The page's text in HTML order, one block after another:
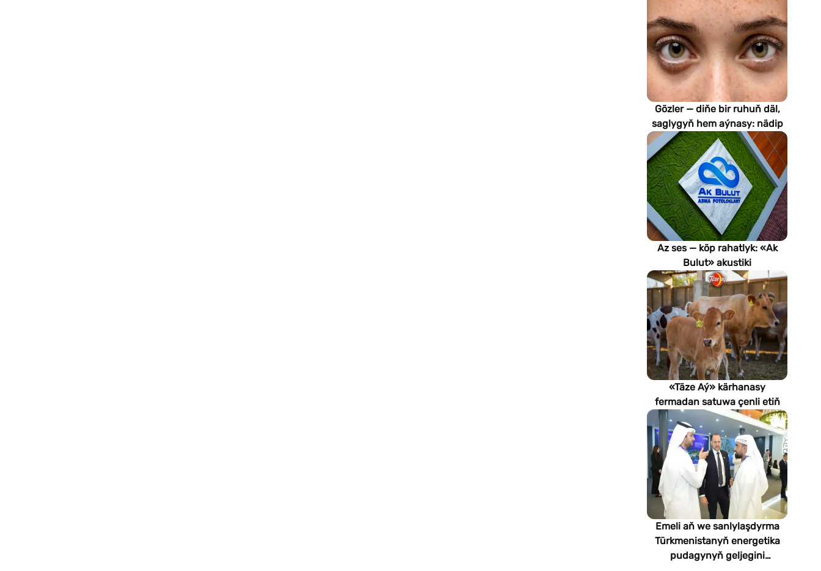
kesgitleýär
Gözler — diňe bir ruhuň däl,
saglygyň hem aýnasy: nädip
emeli aň keselleri suratlar
arkaly anyklaýar?
Az ses — köp rahatlyk: «Ak
Bulut» akustiki
potoloklarynyň
artykmaçlyklary
«Täze Aý» kärhanasy
fermadan satuwa çenli etiň
hilini nädip gözegçilikde
saklaýar?
Emeli aň we sanlylaşdyrma
Türkmenistanyň energetika
pudagynyň geljegini